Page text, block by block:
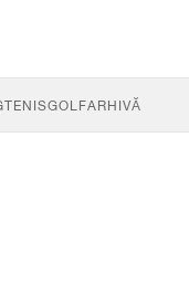
TENISGOLFARHIVĂ